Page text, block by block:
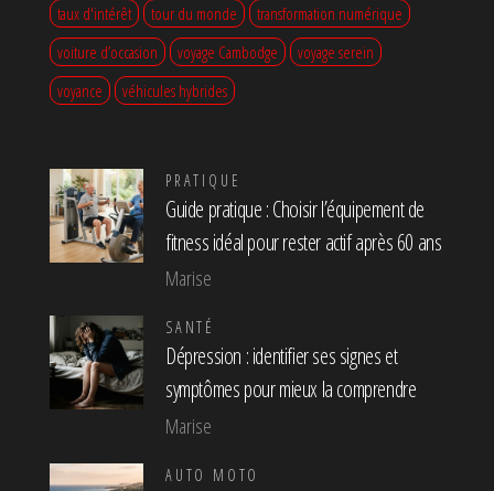
taux d'intérêt
tour du monde
transformation numérique
voiture d’occasion
voyage Cambodge
voyage serein
voyance
véhicules hybrides
PRATIQUE
Guide pratique : Choisir l’équipement de
fitness idéal pour rester actif après 60 ans
Marise
SANTÉ
Dépression : identifier ses signes et
symptômes pour mieux la comprendre
Marise
AUTO MOTO